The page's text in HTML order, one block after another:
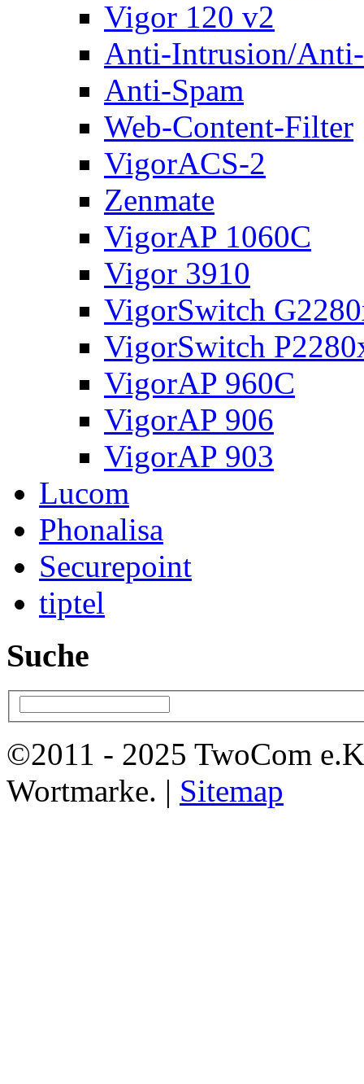
Vigor 120 v2
Anti-Intrusion/
Anti-Spam
Web-Content-Filter
VigorACS-2
Zenmate
VigorAP 1060C
Vigor 3910
VigorSwitch
VigorSwitch
VigorAP 960C
VigorAP 906
VigorAP 903
Lucom
Phonalisa
Securepoint
tiptel
Suche
©2011 - 2025 TwoCom
Wortmarke. | Sitemap